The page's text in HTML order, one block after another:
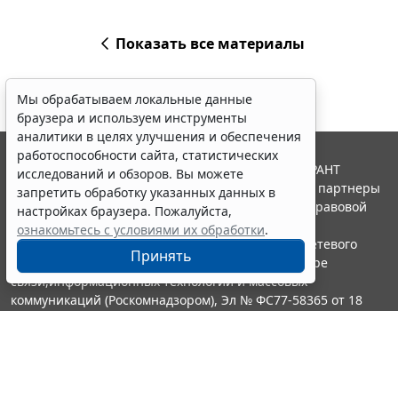
Показать все материалы
Мы обрабатываем локальные данные
браузера и используем инструменты
аналитики в целях улучшения и обеспечения
работоспособности сайта, статистических
исследований и обзоров. Вы можете
запретить обработку указанных данных в
настройках браузера. Пожалуйста,
ознакомьтесь с условиями их обработки.
Принять
© ООО "НПП "ГАРАНТ-СЕРВИС", 2026. Система ГАРАНТ
выпускается с 1990 года. Компания "Гарант" и ее партнеры
являются участниками Российской ассоциации правовой
информации ГАРАНТ.
Портал ГАРАНТ.РУ зарегистрирован в качестве сетевого
издания Федеральной службой по надзору в сфере
связи,информационных технологий и массовых
коммуникаций (Роскомнадзором), Эл № ФС77-58365 от 18